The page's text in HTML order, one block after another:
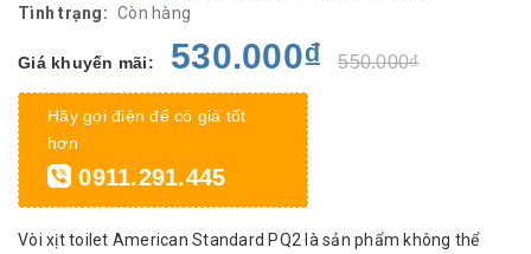
Tình trạng: Còn hàng
Giá khuyến mãi: 530.000₫ 550.000₫
Hãy gọi điện để có giá tốt
hơn
0911.291.445
Vòi xịt toilet American Standard PQ2 là sản phẩm không thể